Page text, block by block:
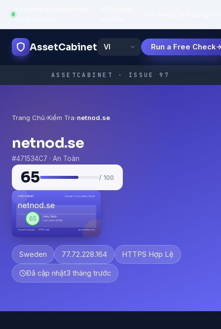
infrastructure
AssetCabinet Run a Free Check
ASSETCABINET · ISSUE 97
Trang Chủ›Kiểm Tra›netnod.se
netnod.se
#471534C7 · An Toàn
65 / 100
Sweden 77.72.228.164 HTTPS Hợp Lệ
Đã cập nhật3 tháng trước